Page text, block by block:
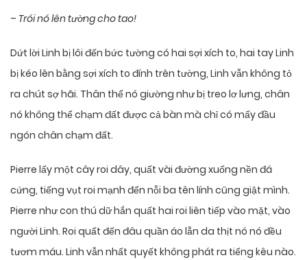
– Trói nó lên tường cho tao!
Dứt lời Linh bị lôi đến bức tường có hai sợi xích to, hai tay Linh
bị kéo lên bằng sợi xích to đính trên tường, Linh vẫn không tỏ
ra chút sợ hãi. Thân thể nó giường như bị treo lơ lưng, chân
nó không thể chạm đất được cả bàn mà chỉ có mấy đầu
ngón chân chạm đất.
Pierre lấy một cây roi dây, quất vài đường xuống nền đá
cứng, tiếng vụt roi mạnh đến nỗi ba tên lính cũng giật mình.
Pierre như con thú dữ hắn quất hai roi liên tiếp vào mặt, vào
người Linh. Roi quất đến đâu quần áo lẫn da thịt nó nó đều
tươm máu. Linh vẫn nhất quyết không phát ra tiếng kêu nào.